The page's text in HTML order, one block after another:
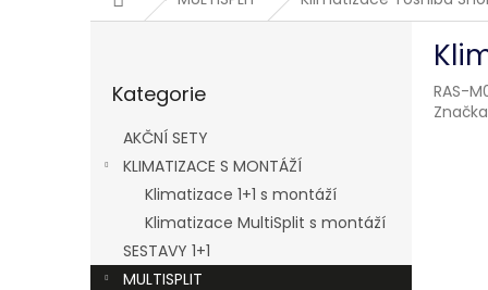
a
kategorie
Kategorie
AKČNÍ SETY
KLIMATIZACE S MONTÁŽÍ
Klimatizace 1+1 s montáží
Klimatizace MultiSplit s montáží
SESTAVY 1+1
MULTISPLIT
RAS-